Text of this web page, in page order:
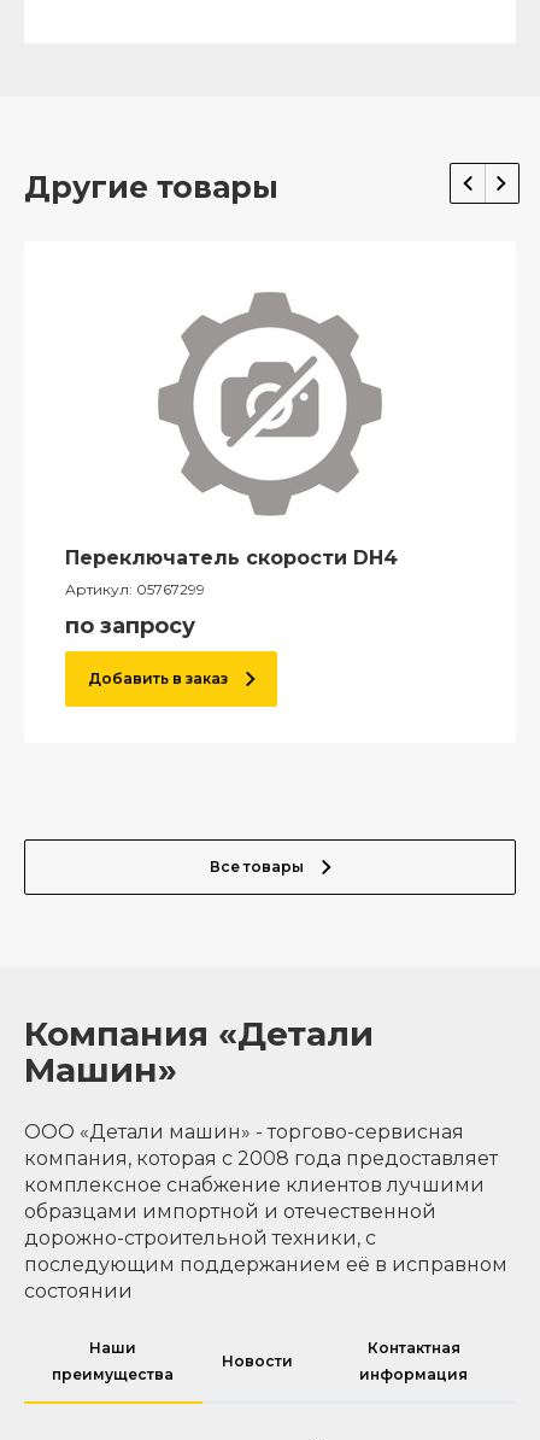
Другие товары
Переключатель скорости DH4
Артикул: 05767299
по запросу
Добавить в заказ
Все товары
Компания «Детали
Машин»
ООО «Детали машин» - торгово-сервисная
компания, которая с 2008 года предоставляет
комплексное снабжение клиентов лучшими
образцами импортной и отечественной
дорожно-строительной техники, с
последующим поддержанием её в исправном
состоянии
Наши
преимущества
Новости
Контактная
информация